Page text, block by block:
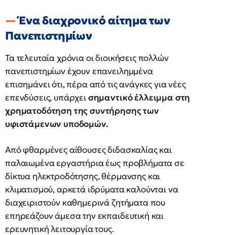
Ένα διαχρονικό αίτημα των
Πανεπιστημίων
Τα τελευταία χρόνια οι διοικήσεις πολλών
πανεπιστημίων έχουν επανειλημμένα
επισημάνει ότι, πέρα από τις ανάγκες για νέες
επενδύσεις, υπάρχεισημαντικό έλλειμμα στη
χρηματοδότηση της συντήρησης των
υφιστάμενων υποδομών.
Από φθαρμένες αίθουσες διδασκαλίας και
παλαιωμένα εργαστήρια έως προβλήματα σε
δίκτυα ηλεκτροδότησης, θέρμανσης και
κλιματισμού, αρκετά ιδρύματα καλούνται να
διαχειριστούν καθημερινά ζητήματα που
επηρεάζουν άμεσα την εκπαιδευτική και
ερευνητική λειτουργία τους.